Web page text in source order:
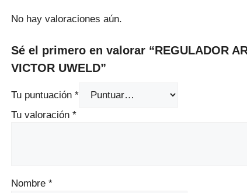
No hay valoraciones aún.
Sé el primero en valorar “REGULADOR
VICTOR UWELD”
Tu puntuación *
Tu valoración *
Nombre *